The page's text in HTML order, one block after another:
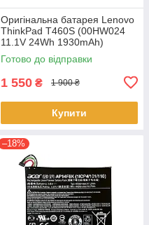
Оригінальна батарея Lenovo
ThinkPad T460S (00HW024
11.1V 24Wh 1930mAh)
Акумулятор, АКБ для
ноутбука
Готово до відправки
1 550 ₴ 1 900 ₴
Купити
–18%